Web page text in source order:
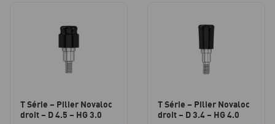
T Série – Pilier Novaloc
droit – D 4.5 – HG 3.0
T Série – Pilier Novaloc
droit – D 3.4 – HG 4.0